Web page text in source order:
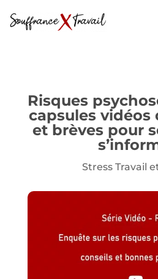
Risques
capsules vidéos
et brèves pour
Stress Travail